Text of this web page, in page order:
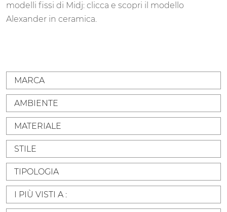
modelli fissi di Midj: clicca e scopri il modello
Alexander in ceramica.
MARCA
AMBIENTE
MATERIALE
STILE
TIPOLOGIA
I PIÙ VISTI A :